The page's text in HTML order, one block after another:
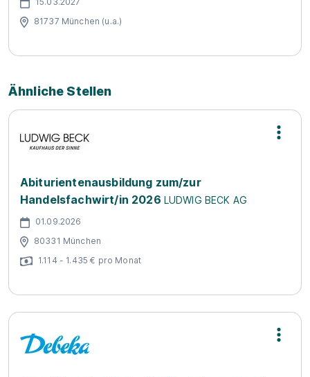
81737 München (u.a.)
Ähnliche Stellen
Abiturientenausbildung zum/zur
Handelsfachwirt/in 2026 LUDWIG BECK AG
01.09.2026
80331 München
1.114 - 1.435 € pro Monat